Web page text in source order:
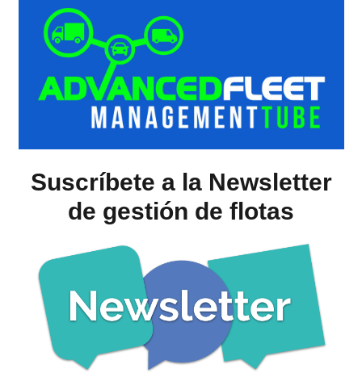
Suscríbete a la Newsletter
de gestión de flotas